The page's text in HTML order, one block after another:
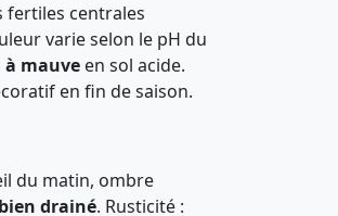
fertiles centrales
varie selon le pH du
à mauve en sol acide.
en fin de saison.
du matin, ombre
drainé. Rusticité :